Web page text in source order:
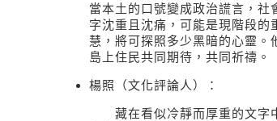
當本土的口號變成政治謊言，
字沈重且沈痛，可能是現階段的
慧，將可探照多少黑暗的心靈
島上住民共同期待，共同祈禱。
楊照（文化評論人）：
藏在看似冷靜而厚重的文字